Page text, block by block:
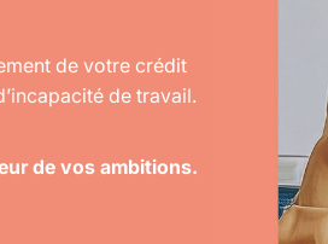
de votre crédit
de travail.
de vos ambitions.
ActuData